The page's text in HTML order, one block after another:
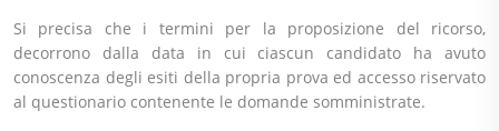
Si precisa che i termini per la proposizione del ricorso,
decorrono dalla data in cui ciascun candidato ha avuto
conoscenza degli esiti della propria prova ed accesso riservato
al questionario contenente le domande somministrate.